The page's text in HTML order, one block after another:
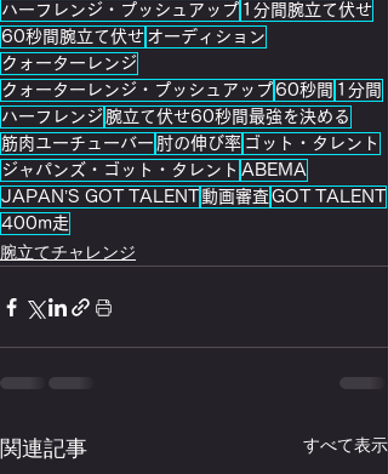
ハーフレンジ・プッシュアップ 1分間腕立て伏せ
60秒間腕立て伏せ オーディション
クォーターレンジ
クォーターレンジ・プッシュアップ 60秒間 1分間
ハーフレンジ 腕立て伏せ​60秒間最強を決める
筋肉ユーチューバー 肘の伸び率 ゴット・タレント
ジャパンズ・ゴット・タレント ABEMA
JAPAN’S GOT TALENT動画審査 GOT TALENT
400m走
腕立てチャレンジ
関連記事 すべて表示